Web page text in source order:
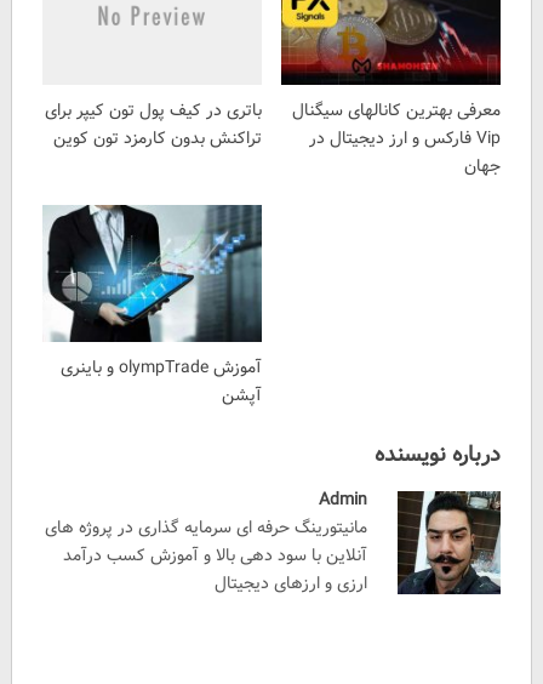
باتری در کیف پول تون کیپر برای
تراکنش بدون کارمزد تون کوین
معرفی بهترین کانالهای سیگنال
Vip فارکس و ارز دیجیتال در
جهان
آموزش olympTrade و باینری
آپشن
درباره نویسنده
Admin
مانیتورینگ حرفه ای سرمایه گذاری در پروژه های
آنلاین با سود دهی بالا و آموزش کسب درآمد
ارزی و ارزهای دیجیتال